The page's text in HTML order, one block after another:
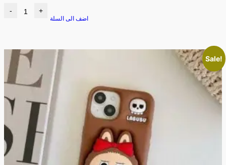
- +
اضف الى السلة
Sale!